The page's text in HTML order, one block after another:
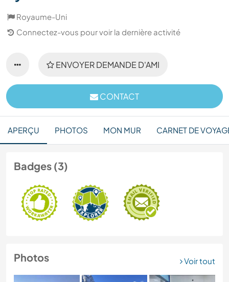
Royaume-Uni
Connectez-vous pour voir la dernière activité
ENVOYER DEMANDE D'AMI
CONTACT
APERÇU PHOTOS MON MUR CARNET DE
Badges (3)
Photos Voir tout